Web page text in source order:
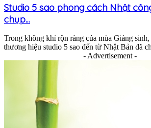
Studio 5 sao phong cách Nhật
chụp...
Trong không khí rộn ràng của mùa Giáng
thương hiệu studio 5 sao đến từ Nhật Bản đã
- Advertisement -